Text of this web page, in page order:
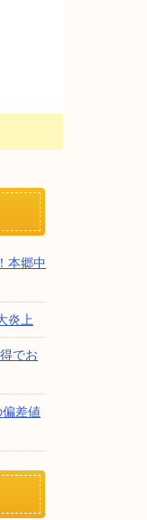
本郷中
炎上
でお
差値